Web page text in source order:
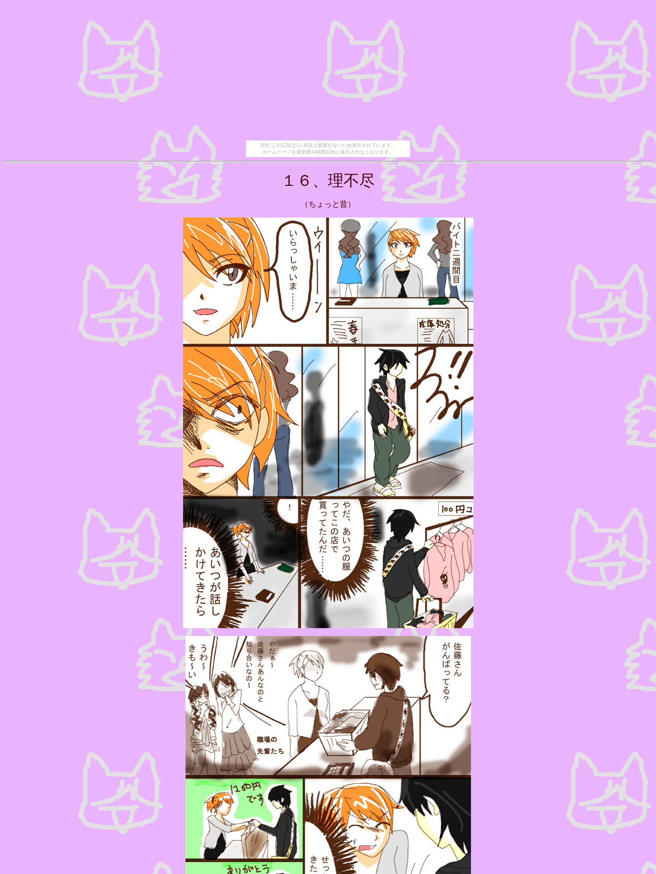
[PR] この広告は3ヶ月以上更新がないため表示されています。
ホームページを更新後24時間以内に表示されなくなります。
１６、理不尽
（ちょっと昔）